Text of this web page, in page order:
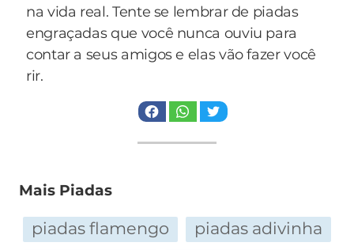
na vida real. Tente se lembrar de piadas
engraçadas que você nunca ouviu para
contar a seus amigos e elas vão fazer você
rir.
Mais Piadas
piadas flamengo
piadas adivinha